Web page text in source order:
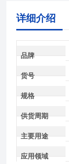
详细介绍
品牌
货号
规格
供货周期
主要用途
应用领域